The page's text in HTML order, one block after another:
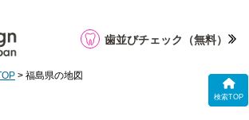
検索TOP
歯並びチェック （無料）
> 福島県の地図